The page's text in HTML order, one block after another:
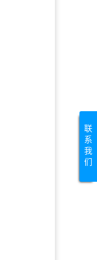
联
系
我
们